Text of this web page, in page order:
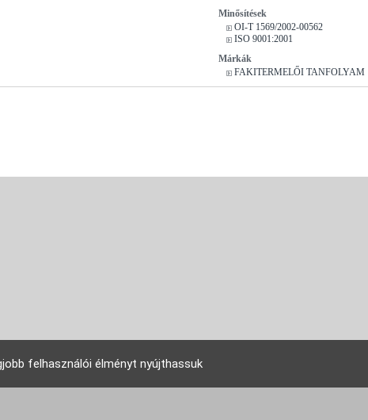
Minősítések
OI-T 1569/2002-00562
ISO 9001:2001
Márkák
FAKITERMELŐI TANFOLYAM
felhasználói élményt nyújthassuk